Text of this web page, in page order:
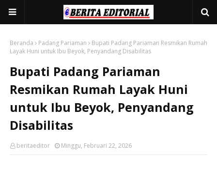
Beranda Padang Pariaman
Bupati Padang Pariaman Resmikan Rumah
Layak Huni untuk Ibu Beyok, Penyandang Disabilitas
Bupati Padang Pariaman
Resmikan Rumah Layak Huni
untuk Ibu Beyok, Penyandang
Disabilitas
beritaeditor Minggu, Februari 22, 2026